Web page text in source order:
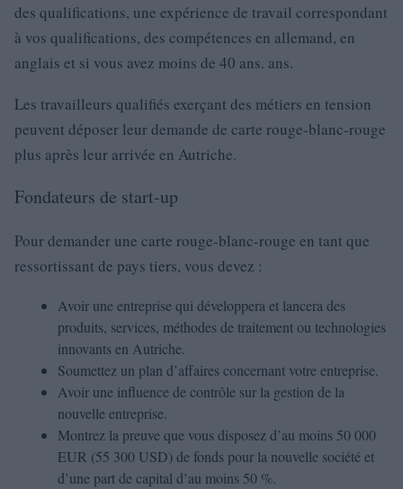
des qualifications, une expérience de travail correspondant
à vos qualifications, des compétences en allemand, en
anglais et si vous avez moins de 40 ans. ans.
Les travailleurs qualifiés exerçant des métiers en tension
peuvent déposer leur demande de carte rouge-blanc-rouge
plus après leur arrivée en Autriche.
Fondateurs de start-up
Pour demander une carte rouge-blanc-rouge en tant que
ressortissant de pays tiers, vous devez :
Avoir une entreprise qui développera et lancera des
produits, services, méthodes de traitement ou technologies
innovants en Autriche.
Soumettez un plan d’affaires concernant votre entreprise.
Avoir une influence de contrôle sur la gestion de la
nouvelle entreprise.
Montrez la preuve que vous disposez d’au moins 50 000
EUR (55 300 USD) de fonds pour la nouvelle société et
d’une part de capital d’au moins 50 %.